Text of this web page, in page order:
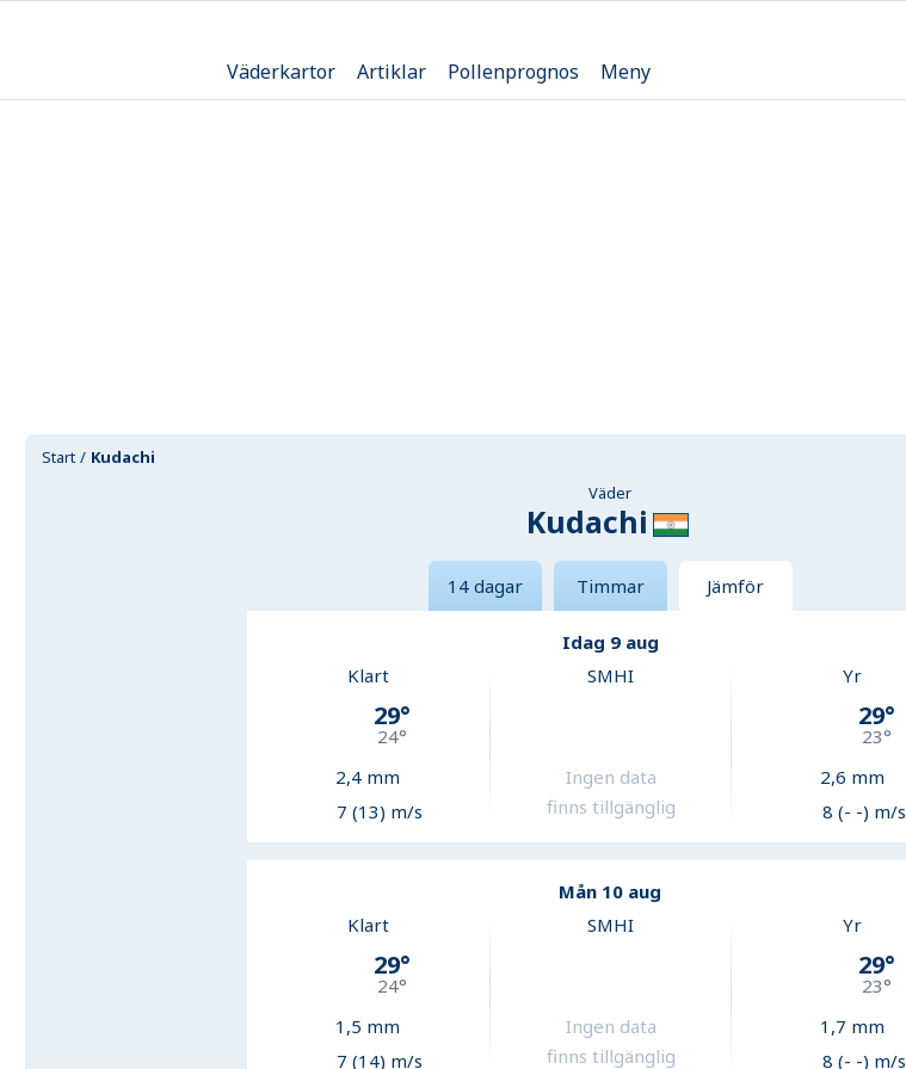
Väderkartor Artiklar Pollenprognos Meny
Start Kudachi
Väder
Kudachi
14 dagar Timmar Jämför
Idag 9 aug
Klart
29°
24°
2,4 mm
7 (13) m/s
SMHI
Ingen data
finns tillgänglig
Yr
29°
23°
2,6 mm
8 (- -) m/s
Mån 10 aug
Klart
29°
24°
1,5 mm
7 (14) m/s
SMHI
Ingen data
finns tillgänglig
Yr
29°
23°
1,7 mm
8 (- -) m/s